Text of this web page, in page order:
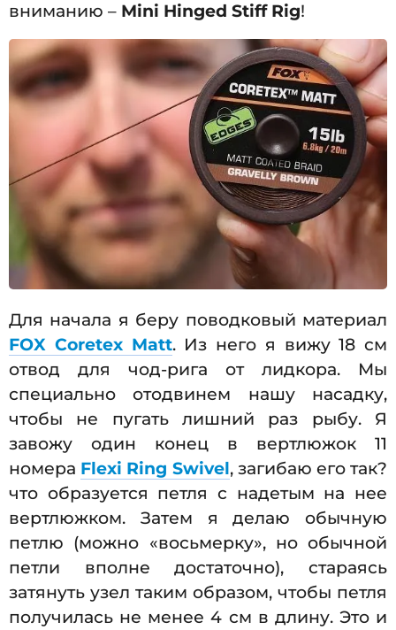
вниманию – Mini Hinged Stiff Rig!
Для начала я беру поводковый материал
FOX Coretex Matt. Из него я вижу 18 см
отвод для чод-рига от лидкора. Мы
специально отодвинем нашу насадку,
чтобы не пугать лишний раз рыбу. Я
завожу один конец в вертлюжок 11
номера Flexi Ring Swivel, загибаю его так?
что образуется петля с надетым на нее
вертлюжком. Затем я делаю обычную
петлю (можно «восьмерку», но обычной
петли вполне достаточно), стараясь
затянуть узел таким образом, чтобы петля
получилась не менее 4 см в длину. Это и